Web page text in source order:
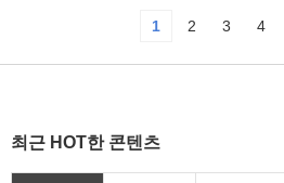
1 2 3 4
최근 HOT한 콘텐츠